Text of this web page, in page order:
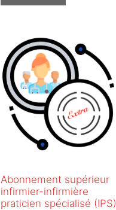
Abonnement supérieur
infirmier-infirmière
praticien spécialisé (IPS)